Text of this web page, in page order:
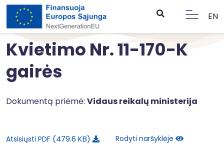
EN
Kvietimo Nr. 11-170-K
gairės
Dokumentą priėmė: Vidaus reikalų ministerija
Atsisiųsti PDF 479.6 KB Rodyti naršyklėje